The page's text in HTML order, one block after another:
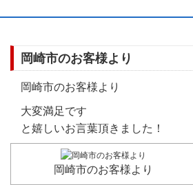
岡崎市のお客様より
岡崎市のお客様より
大変満足です
と嬉しいお言葉頂きました！
岡崎市のお客様より